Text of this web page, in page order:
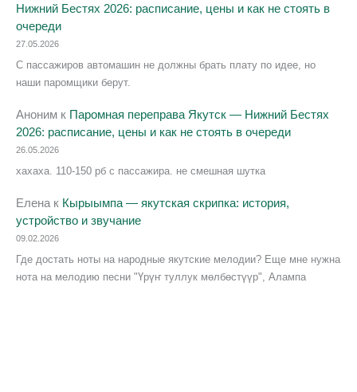
Нижний Бестях 2026: расписание, цены и как не стоять в
очереди
27.05.2026
С пассажиров автомашин не должны брать плату по идее, но
наши паромщики берут.
Аноним к Паромная переправа Якутск — Нижний Бестях
2026: расписание, цены и как не стоять в очереди
26.05.2026
хахаха. 110-150 рб с пассажира. не смешная шутка
Елена к Кырыымпа — якутская скрипка: история,
устройство и звучание
09.02.2026
Где достать ноты на народные якутские мелодии? Еще мне нужна
нота на мелодию песни "Үрүҥ туллук мөлбөстүүр", Алампа